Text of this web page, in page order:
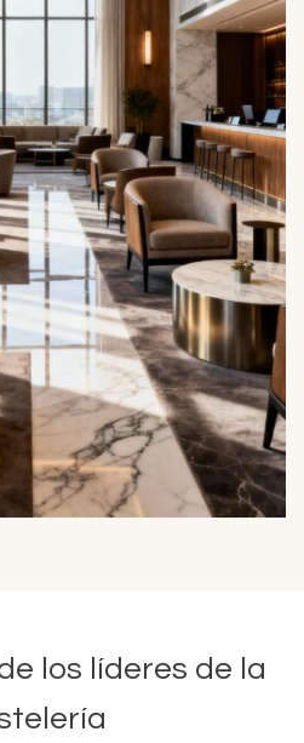
los líderes de la